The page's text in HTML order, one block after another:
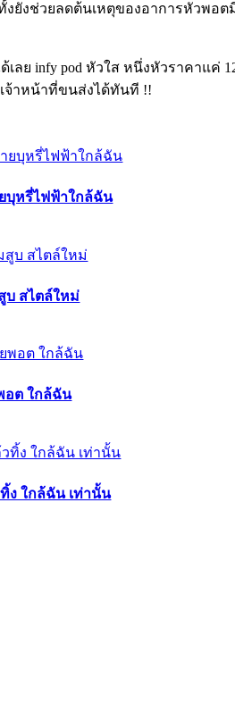
ยังช่วยลดต้นเหตุของอาการหัวพอ
infy pod หัวใส หนึ่งหัวราคาแค่
จ้าหน้าที่ขนส่งได้ทันที !!
บุหรี่ไฟฟ้าใกล้ฉัน
บ สไตล์ใหม่
อต ใกล้ฉัน
ง ใกล้ฉัน เท่านั้น